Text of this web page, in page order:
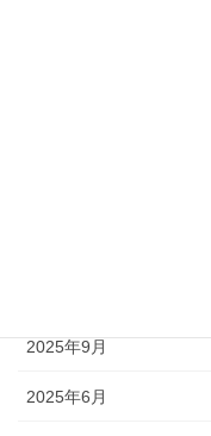
2025年9月
2025年6月